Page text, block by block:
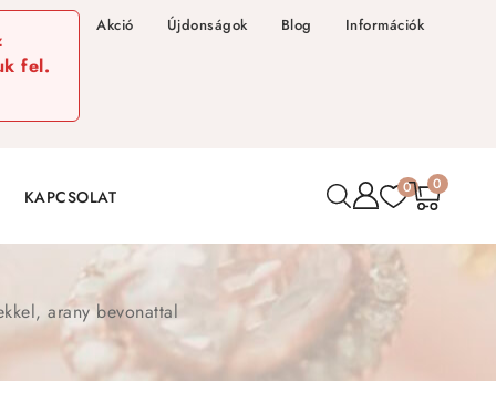
fel.
Akció Újdonságok Blog Információk
KAPCSOLAT 0 0
arany bevonattal